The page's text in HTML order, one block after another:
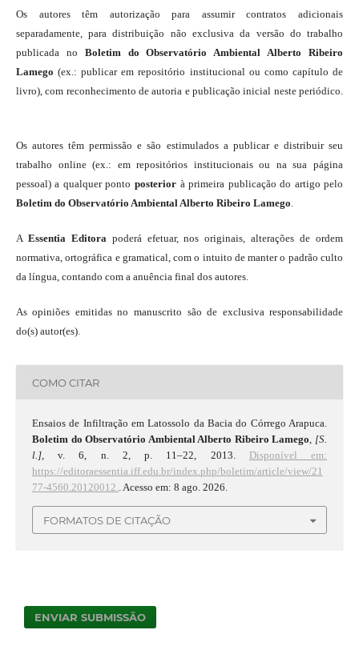
Os autores têm autorização para assumir contratos adicionais
separadamente, para distribuição não exclusiva da versão do trabalho
publicada no Boletim do Observatório Ambiental Alberto Ribeiro
Lamego (ex.: publicar em repositório institucional ou como capítulo de
livro), com reconhecimento de autoria e publicação inicial neste periódico.
Os autores têm permissão e são estimulados a publicar e distribuir seu
trabalho online (ex.: em repositórios institucionais ou na sua página
pessoal) a qualquer ponto posterior à primeira publicação do artigo pelo
Boletim do Observatório Ambiental Alberto Ribeiro Lamego.
A Essentia Editorapoderá efetuar, nos originais, alterações de ordem
normativa, ortográfica e gramatical, com o intuito de manter o padrão culto
da língua, contando com a anuência final dos autores.
As opiniões emitidas no manuscrito são de exclusiva responsabilidade
do(s) autor(es).
COMO CITAR
Ensaios de Infiltração em Latossolo da Bacia do Córrego Arapuca.
Boletim do Observatório Ambiental Alberto Ribeiro Lamego, [S.
l.], v. 6, n. 2, p. 11–22, 2013. Disponível em:
https://editoraessentia.iff.edu.br/index.php/boletim/article/view/21
77-4560.20120012.. Acesso em: 8 ago. 2026.
FORMATOS DE CITAÇÃO
ENVIAR SUBMISSÃO